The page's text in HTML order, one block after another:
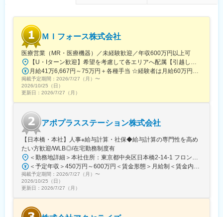
ルな環境で仕事をすることができます
■世界100か国以上に展開・進化し続ける世界最大級CRO：
世界最大のCROと医療データカンパニーの経営統合により、
IQVIAは世界中のどんな会社にも真似できない治験の「質」と「ス
ピード」を両立する仕組みを持った企業へ進化しました。薬剤流
通データと治験データの分析により、海外では治験完了までに期
間が数か月も短縮に成功した例もあります。新しい治療法を待っ
ている患者様のために、これからもIQVIAは創造的な仕事に挑戦し
ていきます。
■「働きやすい環境づくり」への取り組み：
フレキシブルスタイルワーク：働く場所はオフィスに拘らず、
「効率的で生産性の高い業務を実施できる場所で勤務する」とい
う考え方で、より柔軟な働き方を導入しています。
フレックスタイム制：コアタイムを設けないフレックスタイム制
を採用しています。
変更の範囲：会社の定める業務
ＭＩフォース株式会社
医療営業（MR・医療機器）／未経験歓迎／年収600万円以上可
【U・Iターン歓迎】希望を考慮して各エリアへ配属【引越し代は会社全額負担】■本社 東京都中央区築地1-13-1 銀座松竹スクエア9F■勤務エリア：（1）北海道：北海道（2）東北：青森・秋田・岩手・山形・宮城・福島（3）関東：東京・神奈川・千葉・埼玉・茨城・栃木・群馬（4）甲信越：新潟・長野・山梨（5）東海：愛知・岐阜・三重・静岡（6）北陸：富山・石川・福井（7）近畿：大阪・京都・滋賀・奈良・和歌山・兵庫（8）中国：岡山・広島・山口・島根・鳥取（9）四国：香川・徳島・高知・愛媛（10）九州：福岡・大分・宮崎・鹿児島・熊本・佐賀・長崎・沖縄※勤務地限定～全国転勤（規定あり）の選択可能※配属エリアは希望を考慮して決定いたします。希望範囲外への転勤はありません。※変更の範囲：会社の定める事業所（リモートワーク含む）
月給41万6,667円～75万円＋各種手当 ☆経験者は月給60万円以上！・・・・・・■未経験者：月給41万6,667円～＋各種手当※上記には固定残業代（7万9,114円～／30時間分）を含みます。※超過分は別途全額支給いたします。◎手当を含めれば初年度から年収600万円以上も可能！・・・・・・■経験者：月給60万円～75万円＋各種手当※上記には固定残業代（11万760円～／30時間分）を含みます。※超過分は別途全額支給いたします。＜年収例＞◎初年度年収は700万円以上！◎最大年収900万円以上も目指せる♪・・・・・・＼社員の年収例／ 800万円／36歳（入社3年） 860万円／42歳（入社4年） 920万円／45歳（入社6年） ※諸手当含む
掲載予定期間： 2026/7/27（月） 〜
2026/10/25（日）
更新日： 2026/7/27（月）
アポプラスステーション株式会社
【日本橋・本社】人事※給与計算・社保◆給与計算の専門性を高め
たい方歓迎/WLB◎/在宅勤務制度有
＜勤務地詳細＞本社住所：東京都中央区日本橋2-14-1 フロントプレイス日本橋勤務地最寄駅：各線／日本橋駅受動喫煙対策：敷地内喫煙可能場所あり変更の範囲：会社の定める事業所
＜予定年収＞450万円～600万円＜賃金形態＞月給制＜賃金内訳＞月額（基本給）：243,000円～330,300円固定残業手当/月：57,000円～77,700円（固定残業時間30時間0分/月）超過した時間外労働の残業手当は追加支給＜月給＞300,000円～408,000円（一律手当を含む）＜昇給有無＞有＜残業手当＞有＜給与補足＞※上記金額にスキル・ご経験に応じて加算する可能性がございます※給与詳細は、経験・スキルを考慮した上で決定。■昇給：年1回（4月）賃金はあくまでも目安の金額であり、選考を通じて上下する可能性があります。月給(月額)は固定手当を含めた表記です。
掲載予定期間： 2026/7/27（月） 〜
2026/10/25（日）
更新日： 2026/7/27（月）